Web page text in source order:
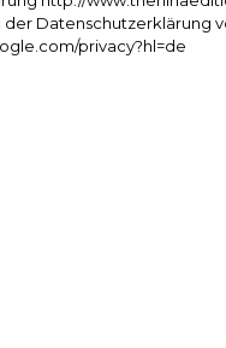
der Datenschutzerklärung
privacy?hl=de